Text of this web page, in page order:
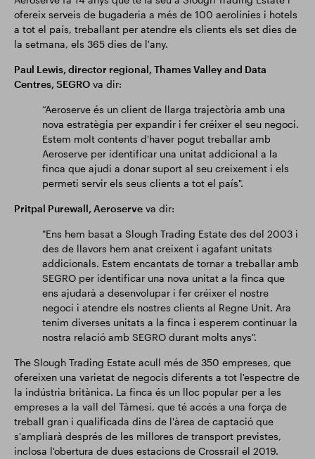
ofereix serveis de bugaderia a més de 100 aerolínies i hotels
a tot el país, treballant per atendre els clients els set dies de
la setmana, els 365 dies de l'any.
Paul Lewis, director regional, Thames Valley and Data
Centres, SEGRO va dir:
“Aeroserve és un client de llarga trajectòria amb una
nova estratègia per expandir i fer créixer el seu negoci.
Estem molt contents d'haver pogut treballar amb
Aeroserve per identificar una unitat addicional a la
finca que ajudi a donar suport al seu creixement i els
permeti servir els seus clients a tot el país".
Pritpal Purewall, Aeroserve va dir:
"Ens hem basat a Slough Trading Estate des del 2003 i
des de llavors hem anat creixent i agafant unitats
addicionals. Estem encantats de tornar a treballar amb
SEGRO per identificar una nova unitat a la finca que
ens ajudarà a desenvolupar i fer créixer el nostre
negoci i atendre els nostres clients al Regne Unit. Ara
tenim diverses unitats a la finca i esperem continuar la
nostra relació amb SEGRO durant molts anys".
The Slough Trading Estate acull més de 350 empreses, que
ofereixen una varietat de negocis diferents a tot l'espectre de
la indústria britànica. La finca és un lloc popular per a les
empreses a la vall del Tàmesi, que té accés a una força de
treball gran i qualificada dins de l'àrea de captació que
s'ampliarà després de les millores de transport previstes,
inclosa l'obertura de dues estacions de Crossrail el 2019.